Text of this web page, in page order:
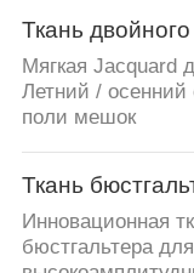
Ткань
Мягкая Jacquard
Летний / осенний
поли мешок
Ткань
Инновационная
бюстгальтера